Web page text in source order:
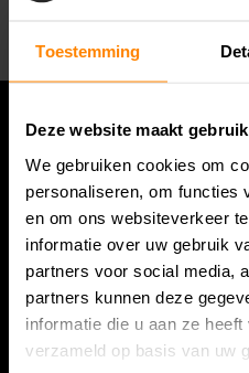
Toestemming
Deze website maakt
We gebruiken cookies om
personaliseren, om functies
en om ons websiteverkeer
informatie over uw gebruik
partners voor social media,
partners kunnen deze
informatie die u aan ze
verzameld op basis van uw
Bespanracket.nl is dé